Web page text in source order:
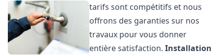
tarifs sont compétitifs et nous
offrons des garanties sur nos
travaux pour vous donner
entière satisfaction.Installation